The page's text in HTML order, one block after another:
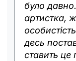
було
артистка,
десь
ставить це